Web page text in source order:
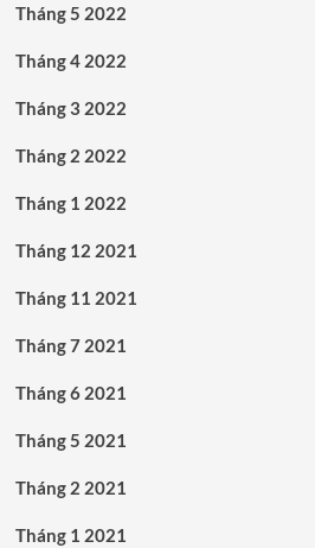
Tháng 5 2022
Tháng 4 2022
Tháng 3 2022
Tháng 2 2022
Tháng 1 2022
Tháng 12 2021
Tháng 11 2021
Tháng 7 2021
Tháng 6 2021
Tháng 5 2021
Tháng 2 2021
Tháng 1 2021